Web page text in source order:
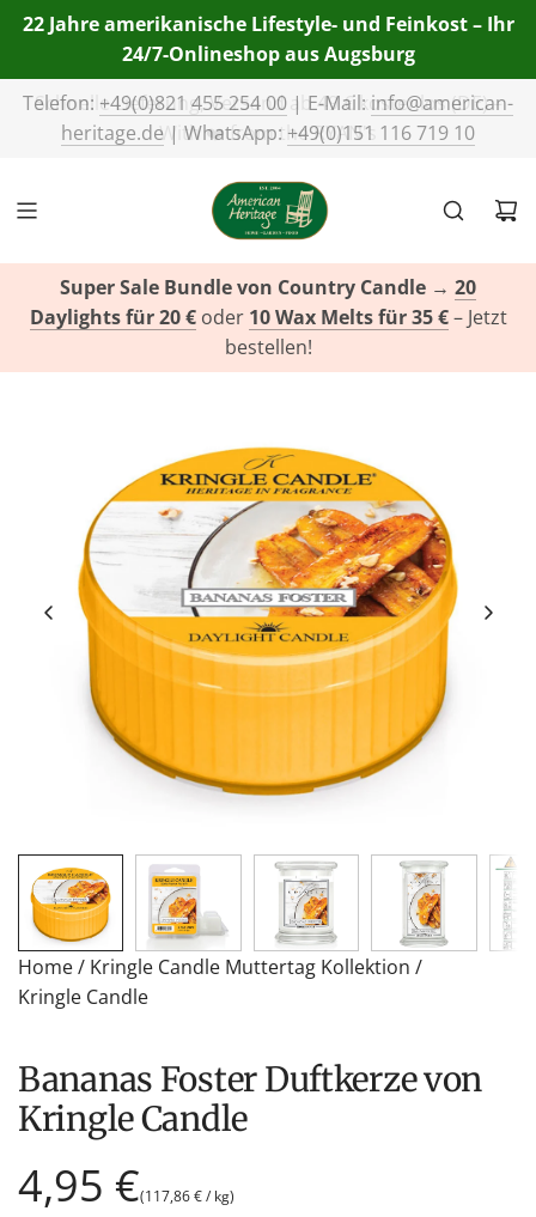
22 Jahre amerikanische Lifestyle- und Feinkost – Ihr
24/7-Onlineshop aus Augsburg
Telefon: +49(0)821 455 254 00 | E-Mail: info@american-
heritage.de | WhatsApp: +49(0)151 116 719 10
Super Sale Bundle von Country Candle → 20
Daylights für 20 €oder 10 Wax Melts für 35 €– Jetzt
bestellen!
Home/ Kringle Candle Muttertag Kollektion /
Kringle Candle
Bananas Foster Duftkerze von
Kringle Candle
Regulärer
4,95 €(117,86 €/ kg)